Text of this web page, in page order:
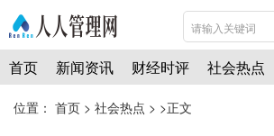
首页 新闻资讯 财经时评 社会热点
位置： 首页 > 社会热点 > >正文